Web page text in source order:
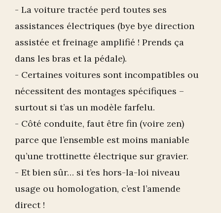
- La voiture tractée perd toutes ses
assistances électriques (bye bye direction
assistée et freinage amplifié ! Prends ça
dans les bras et la pédale).
- Certaines voitures sont incompatibles ou
nécessitent des montages spécifiques –
surtout si t’as un modèle farfelu.
- Côté conduite, faut être fin (voire zen)
parce que l’ensemble est moins maniable
qu’une trottinette électrique sur gravier.
- Et bien sûr… si t’es hors-la-loi niveau
usage ou homologation, c’est l’amende
direct !